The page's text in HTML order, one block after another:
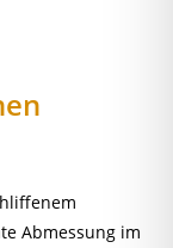
Abmessung im